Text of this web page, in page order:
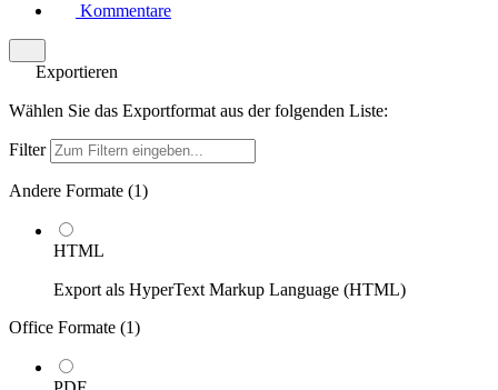
Kommentare
Exportieren
Wählen Sie das Exportformat aus der folgenden Liste:
Filter
Andere Formate (1)
HTML
Export als HyperText Markup Language (HTML)
Office Formate (1)